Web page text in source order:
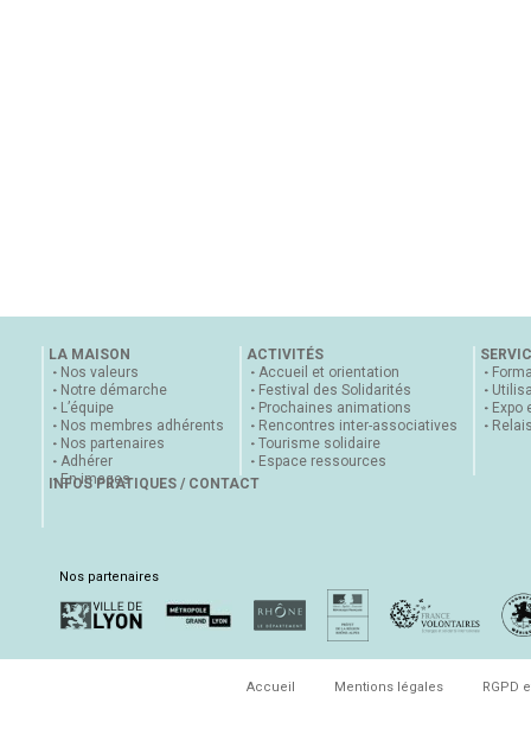
LA MAISON
Nos valeurs
Notre démarche
L’équipe
Nos membres adhérents
Nos partenaires
Adhérer
En images
ACTIVITÉS
Accueil et orientation
Festival des Solidarités
Prochaines animations
Rencontres inter-associatives
Tourisme solidaire
Espace ressources
Expo
INFOS PRATIQUES / CONTACT
Nos partenaires
Accueil Mentions légales RGPD